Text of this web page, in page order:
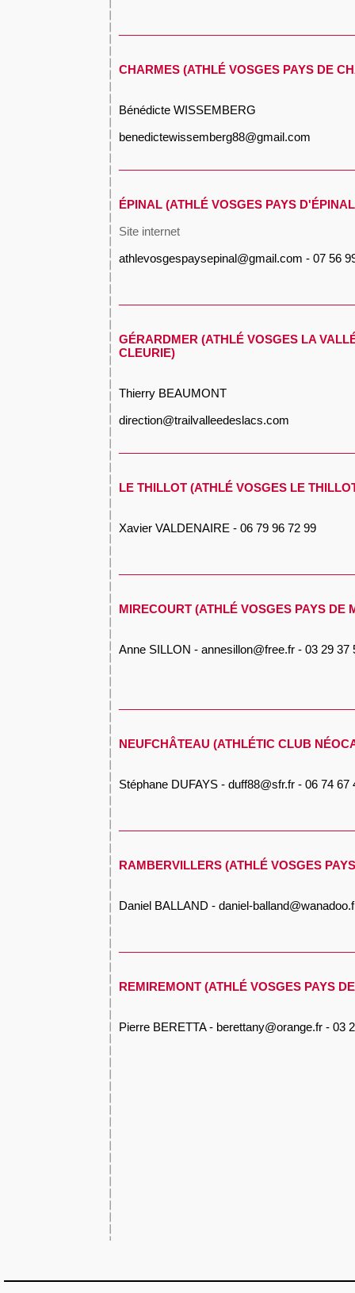
CHARMES (ATHLÉ VOSGES PAYS DE
Bénédicte WISSEMBERG
benedictewissemberg88@gmail.com
ÉPINAL (ATHLÉ VOSGES PAYS
Site internet
athlevosgespaysepinal@gmail.com - 07 56
GÉRARDMER (ATHLÉ VOSGES LA
CLEURIE)
Thierry BEAUMONT
direction@trailvalleedeslacs.com
LE THILLOT (ATHLÉ VOSGES LE
Xavier VALDENAIRE - 06 79 96 72 99
MIRECOURT (ATHLÉ VOSGES PAYS DE
Anne SILLON - annesillon@free.fr - 03 29 37
NEUFCHÂTEAU (ATHLÉTIC CLUB
Stéphane DUFAYS - duff88@sfr.fr - 06 74 67
RAMBERVILLERS (ATHLÉ VOSGES
Daniel BALLAND - daniel-
REMIREMONT (ATHLÉ VOSGES PAYS
Pierre BERETTA - berettany@orange.fr - 03